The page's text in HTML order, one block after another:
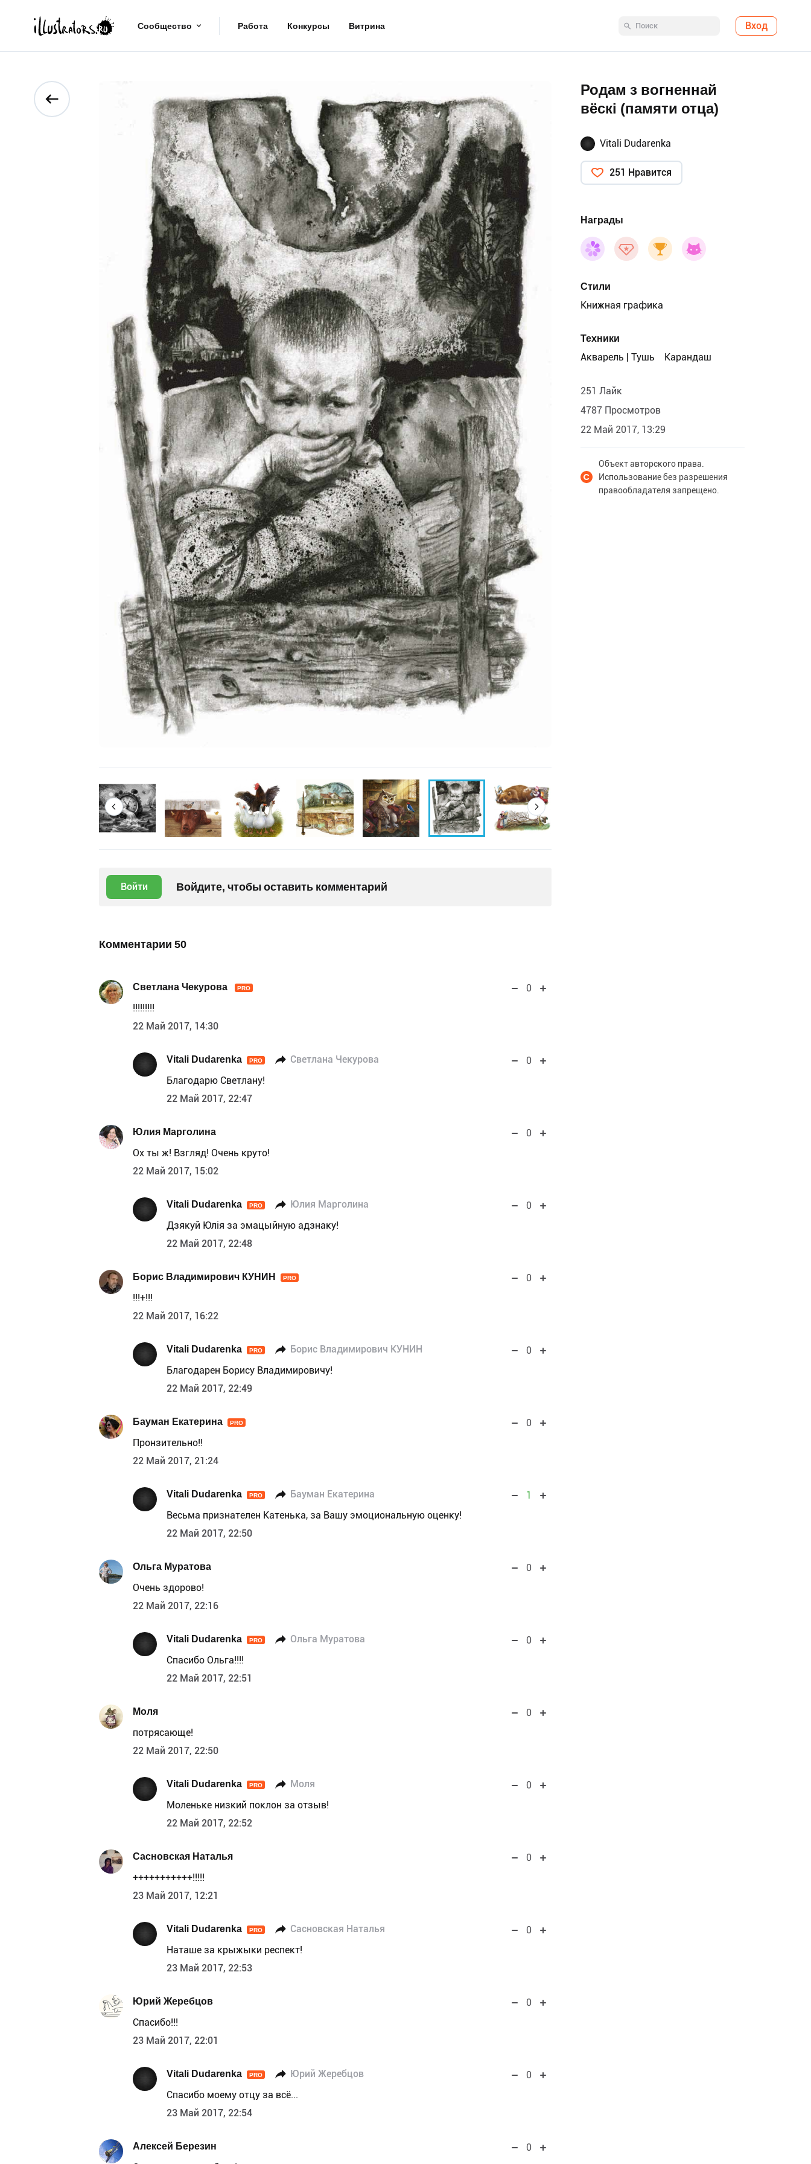
Сообщество Работа Конкурсы Витрина Вход
Войти Войдите, чтобы оставить комментарий
Комментарии 50
Светлана Чекурова PRO
0
!!!!!!!!!
22 Май 2017, 14:30
Vitali Dudarenka PRO Светлана Чекурова
0
Благодарю Светлану!
22 Май 2017, 22:47
Юлия Марголина
0
Ох ты ж! Взгляд! Очень круто!
22 Май 2017, 15:02
Vitali Dudarenka PRO Юлия Марголина
0
Дзякуй Юлія за эмацыйную адзнаку!
22 Май 2017, 22:48
Борис Владимирович КУНИН PRO
0
!!!+!!!
22 Май 2017, 16:22
Vitali Dudarenka PRO Борис Владимирович КУНИН
0
Благодарен Борису Владимировичу!
22 Май 2017, 22:49
Бауман Екатерина PRO
0
Пронзительно!!
22 Май 2017, 21:24
Vitali Dudarenka PRO Бауман Екатерина
1
Весьма признателен Катенька, за Вашу эмоциональную оценку!
22 Май 2017, 22:50
Ольга Муратова
0
Очень здорово!
22 Май 2017, 22:16
Vitali Dudarenka PRO Ольга Муратова
0
Спасибо Ольга!!!!
22 Май 2017, 22:51
Моля
0
потрясающе!
22 Май 2017, 22:50
Vitali Dudarenka PRO Моля
0
Моленьке низкий поклон за отзыв!
22 Май 2017, 22:52
Сасновская Наталья
0
+++++++++++!!!!!
23 Май 2017, 12:21
Vitali Dudarenka PRO Сасновская Наталья
0
Наташе за крыжыки респект!
23 Май 2017, 22:53
Юрий Жеребцов
0
Спасибо!!!
23 Май 2017, 22:01
Vitali Dudarenka PRO Юрий Жеребцов
0
Спасибо моему отцу за всё...
23 Май 2017, 22:54
Алексей Березин
0
Родам з вогненнай
вёскі (памяти отца)
Vitali Dudarenka
251 Нравится
Награды
Стили
Книжная графика
Техники
Акварель | Тушь
Карандаш
251 Лайк
4787 Просмотров
22 Май 2017, 13:29
Объект авторского права.
Использование без разрешения
правообладателя запрещено.